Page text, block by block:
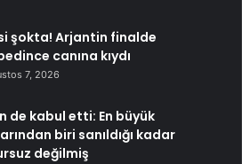
şokta! Arjantin finalde
canına kıydı
7, 2026
de kabul etti: En büyük
biri sanıldığı kadar
değilmiş